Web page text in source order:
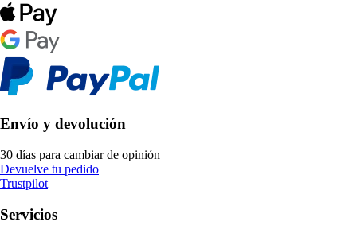
Envío y devolución
30 días para cambiar de opinión
Devuelve tu pedido
Trustpilot
Servicios